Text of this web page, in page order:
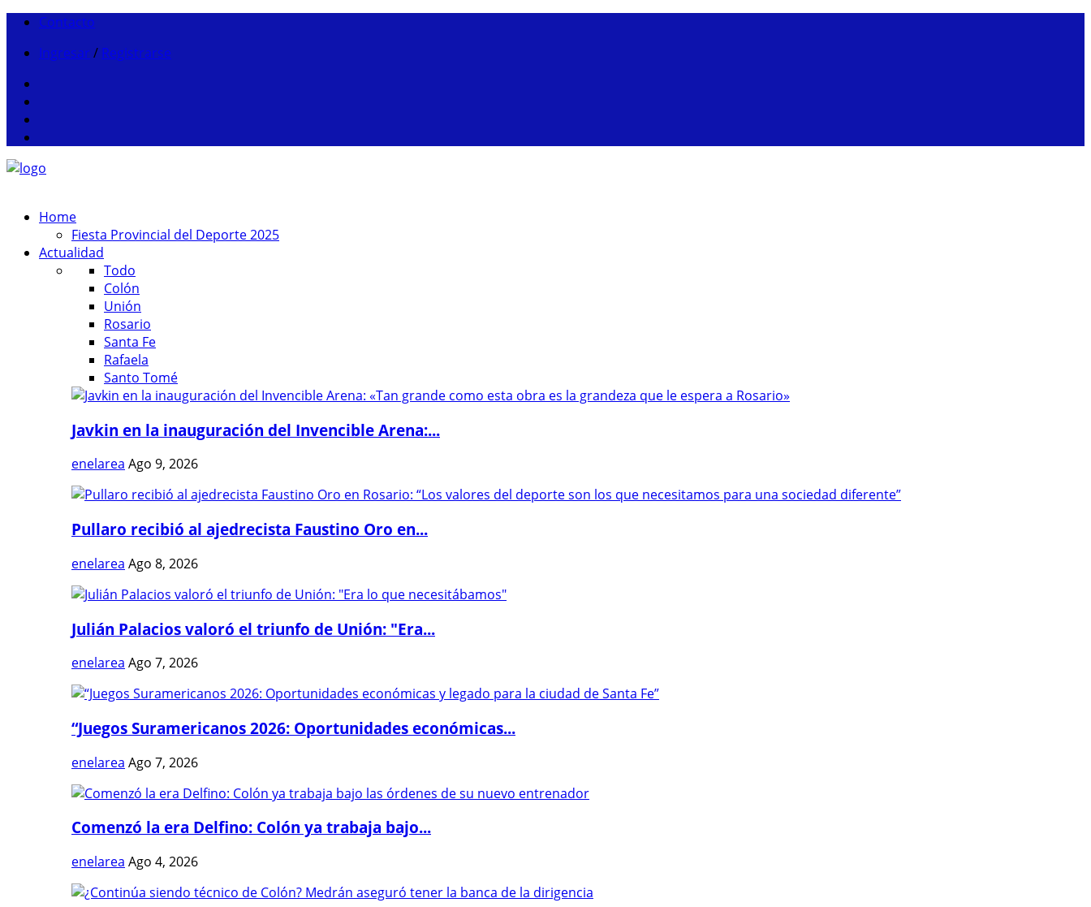
Contacto
Ingresar / Registrarse
Home
Fiesta Provincial del Deporte 2025
Actualidad
Todo
Colón
Unión
Rosario
Santa Fe
Rafaela
Santo Tomé
Javkin en la inauguración del Invencible Arena:...
enelarea Ago 9, 2026
Pullaro recibió al ajedrecista Faustino Oro en...
enelarea Ago 8, 2026
Julián Palacios valoró el triunfo de Unión: "Era...
enelarea Ago 7, 2026
“Juegos Suramericanos 2026: Oportunidades económicas...
enelarea Ago 7, 2026
Comenzó la era Delfino: Colón ya trabaja bajo...
enelarea Ago 4, 2026